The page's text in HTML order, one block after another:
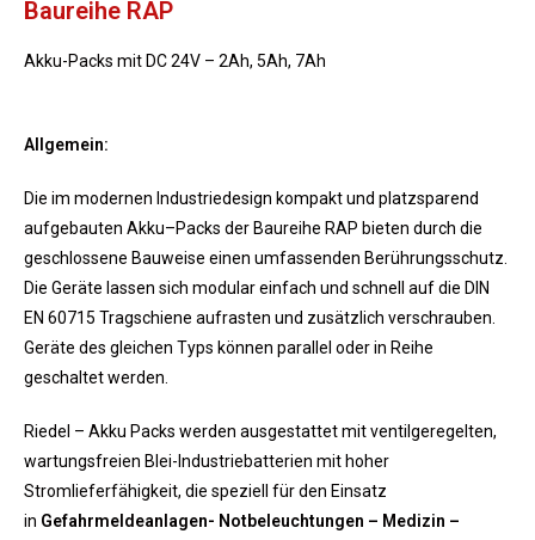
Baureihe RAP
Akku-Packs mit DC 24V – 2Ah, 5Ah, 7Ah
Allgemein:
Die im modernen Industriedesign kompakt und platzsparend
aufgebauten Akku–Packs der Baureihe RAP bieten durch die
geschlossene Bauweise einen umfassenden Berührungsschutz.
Die Geräte lassen sich modular einfach und schnell auf die DIN
EN 60715 Tragschiene aufrasten und zusätzlich verschrauben.
Geräte des gleichen Typs können parallel oder in Reihe
geschaltet werden.
Riedel – Akku Packs werden ausgestattet mit ventilgeregelten,
wartungsfreien Blei-Industriebatterien mit hoher
Stromlieferfähigkeit, die speziell für den Einsatz
in Gefahrmeldeanlagen- Notbeleuchtungen – Medizin –